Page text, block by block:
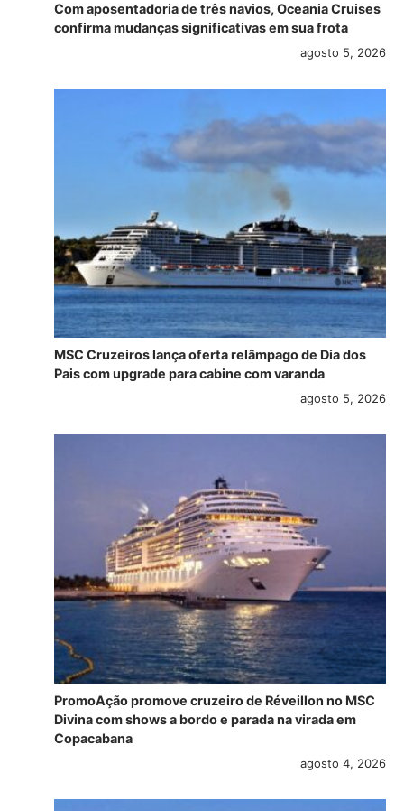
Com aposentadoria de três navios, Oceania Cruises
confirma mudanças significativas em sua frota
agosto 5, 2026
MSC Cruzeiros lança oferta relâmpago de Dia dos
Pais com upgrade para cabine com varanda
agosto 5, 2026
PromoAção promove cruzeiro de Réveillon no MSC
Divina com shows a bordo e parada na virada em
Copacabana
agosto 4, 2026